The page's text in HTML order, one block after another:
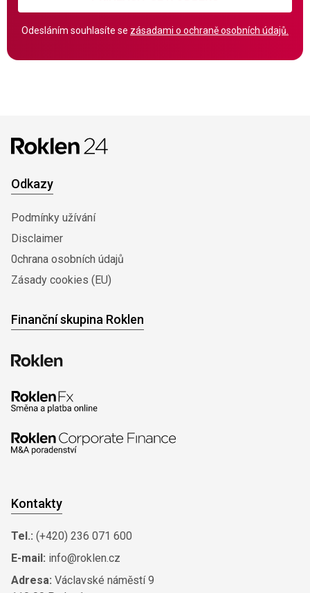
Odesláním souhlasíte se zásadami o ochraně osobních údajů.
Odkazy
Podmínky užívání
Disclaimer
0chrana osobních údajů
Zásady cookies (EU)
Finanční skupina Roklen
Kontakty
Tel.: (+420) 236 071 600
E-mail: info@roklen.cz
Adresa: Václavské náměstí 9